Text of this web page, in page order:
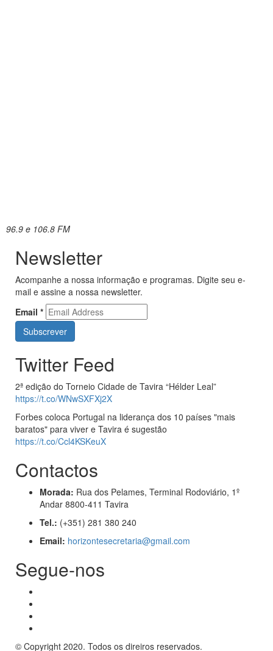
96.9 e 106.8 FM
Newsletter
Acompanhe a nossa informação e programas. Digite seu e-
mail e assine a nossa newsletter.
Email *
Twitter Feed
2ª edição do Torneio Cidade de Tavira “Hélder Leal”
https://t.co/WNwSXFXj2X
Forbes coloca Portugal na liderança dos 10 países "mais
baratos" para viver e Tavira é sugestão
https://t.co/Ccl4KSKeuX
Contactos
Morada: Rua dos Pelames, Terminal Rodoviário, 1º
Andar 8800-411 Tavira
Tel.: (+351) 281 380 240
Email: horizontesecretaria@gmail.com
Segue-nos
© Copyright 2020. Todos os direiros reservados.